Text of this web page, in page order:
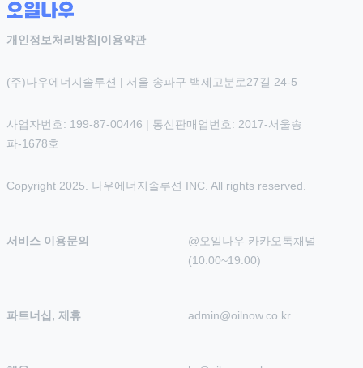
개인정보처리방침 |이용약관
(주)나우에너지솔루션 | 서울 송파구 백제고분로27길 24-5
사업자번호: 199-87-00446 | 통신판매업번호: 2017-서울송
파-1678호
Copyright 2025. 나우에너지솔루션 INC. All rights reserved.
서비스 이용문의
@오일나우 카카오톡채널
(10:00~19:00)
파트너십, 제휴 admin@oilnow.co.kr